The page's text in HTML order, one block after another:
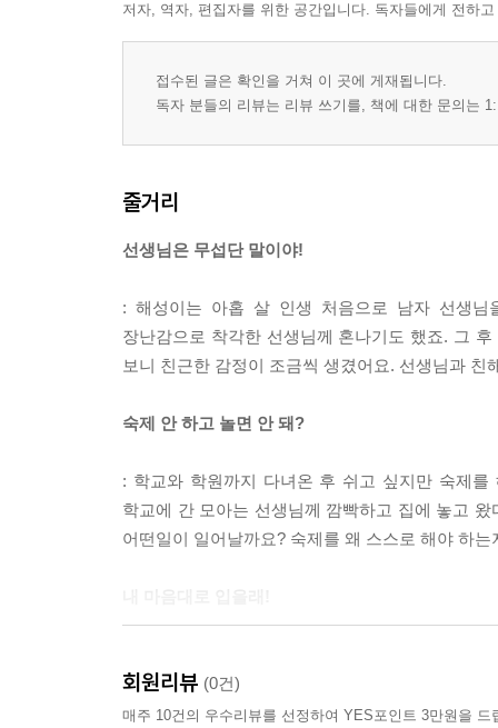
저자, 역자, 편집자를 위한 공간입니다. 독자들에게 전하
접수된 글은 확인을 거쳐 이 곳에 게재됩니다.
독자 분들의 리뷰는 리뷰 쓰기를, 책에 대한 문의는
줄거리
선생님은 무섭단 말이야!
: 해성이는 아홉 살 인생 처음으로 남자 선생님
장난감으로 착각한 선생님께 혼나기도 했죠. 그
보니 친근한 감정이 조금씩 생겼어요. 선생님과 친
숙제 안 하고 놀면 안 돼?
: 학교와 학원까지 다녀온 후 쉬고 싶지만 숙제
학교에 간 모아는 선생님께 깜빡하고 집에 놓고
어떤일이 일어날까요? 숙제를 왜 스스로 해야 하
예지와 예담이의 이야기를 통해 옷을 어떻게 입어
회원리뷰 (0건)
매주 10건의 우수리뷰를 선정하여 YES포인트 3만원을 드